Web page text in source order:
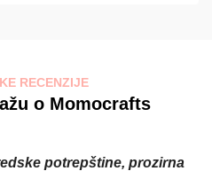
RECENZIJE
o Momocrafts
potrepštine, prozirna